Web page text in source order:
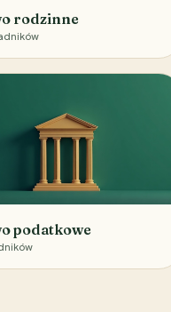
rodzinne
podatkowe